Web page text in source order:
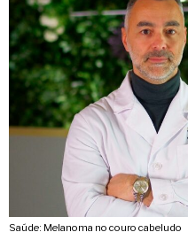
Saúde: Melanoma no couro cabeludo